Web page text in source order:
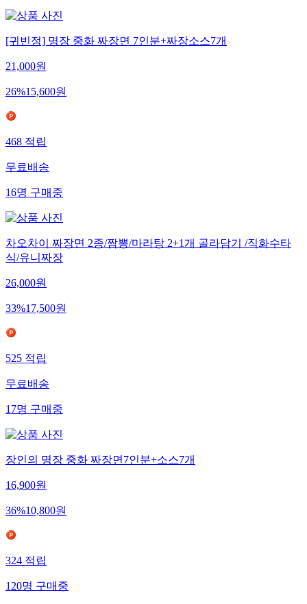
[귀빈정] 명장 중화 짜장면 7인분+짜장소스7개
21,000원
26%15,600원
468적립
무료배송
16명구매중
차오차이 짜장면 2종/짬뽕/마라탕 2+1개 골라담기 /직화수타
식/유니짜장
26,000원
33%17,500원
525적립
무료배송
17명구매중
장인의 명장 중화 짜장면7인분+소스7개
16,900원
36%10,800원
324적립
120명구매중